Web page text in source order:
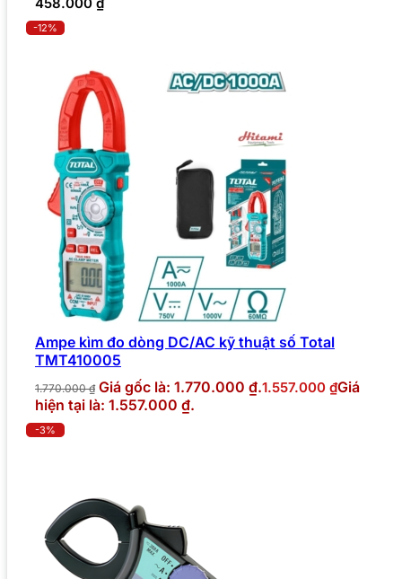
-12%
Ampe kìm đo dòng DC/AC kỹ thuật số Total
TMT410005
1.770.000₫ Giá gốc là: 1.770.000 ₫.1.557.000 ₫Giá
hiện tại là: 1.557.000 ₫.
-3%